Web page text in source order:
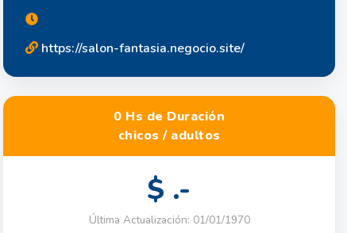
https://salon-fantasia.negocio.site/
0 Hs de Duración
chicos / adultos
$ .-
Última Actualización: 01/01/1970